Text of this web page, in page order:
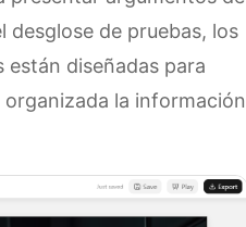
desglose de pruebas, los
están diseñadas para
la información